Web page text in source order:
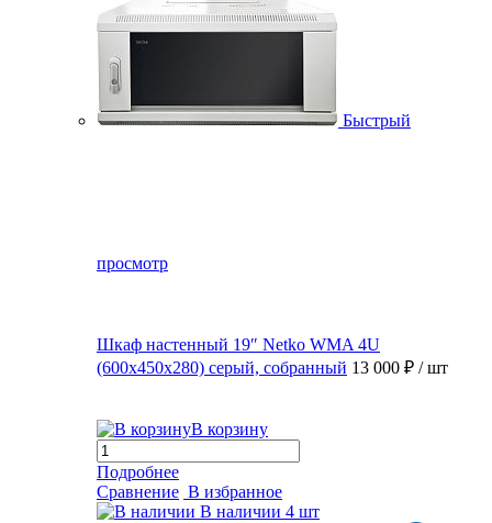
Быстрый
просмотр
Шкаф настенный 19″ Netko WMA 4U
(600x450x280) серый, собранный 13 000 ₽ / шт
В корзину
Подробнее
Сравнение В избранное
В наличии 4 шт